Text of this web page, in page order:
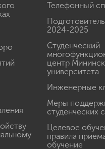
Телефонный
2024-2025
Студенческий
центр
университета
Инженерные
Меры
студенческих
Целевое
правила
обучение